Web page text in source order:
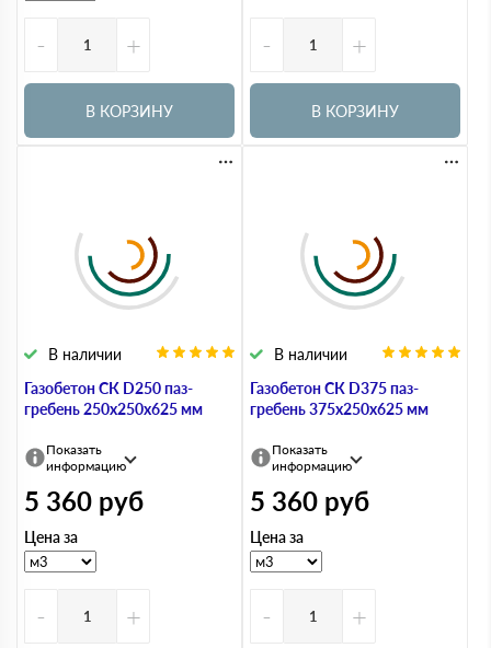
- +
В КОРЗИНУ
- +
В КОРЗИНУ
Газобетон СК D250 паз-
гребень 250х250х625 мм
В наличии
Показать
информацию
5 360 руб
Цена за
- +
Газобетон СК D375 паз-
гребень 375х250х625 мм
В наличии
Показать
информацию
5 360 руб
Цена за
- +